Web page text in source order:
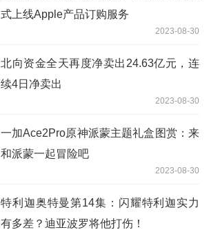
式上线Apple产品订购服务
2023-08-30
北向资金全天再度净卖出24.63亿元，连
续4日净卖出
2023-08-30
一加Ace2Pro原神派蒙主题礼盒图赏：来
和派蒙一起冒险吧
2023-08-30
特利迦奥特曼第14集：闪耀特利迦实力
有多差？迪亚波罗将他打伤！